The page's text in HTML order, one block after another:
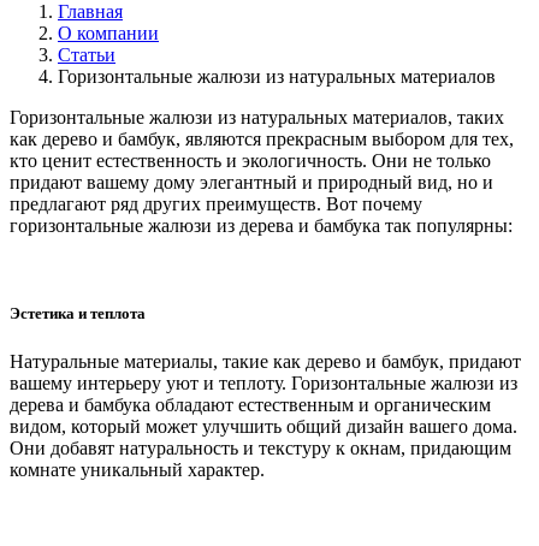
Главная
О компании
Статьи
Горизонтальные жалюзи из натуральных материалов
Горизонтальные жалюзи из натуральных материалов, таких
как дерево и бамбук, являются прекрасным выбором для тех,
кто ценит естественность и экологичность. Они не только
придают вашему дому элегантный и природный вид, но и
предлагают ряд других преимуществ. Вот почему
горизонтальные жалюзи из дерева и бамбука так популярны:
Эстетика и теплота
Натуральные материалы, такие как дерево и бамбук, придают
вашему интерьеру уют и теплоту. Горизонтальные жалюзи из
дерева и бамбука обладают естественным и органическим
видом, который может улучшить общий дизайн вашего дома.
Они добавят натуральность и текстуру к окнам, придающим
комнате уникальный характер.